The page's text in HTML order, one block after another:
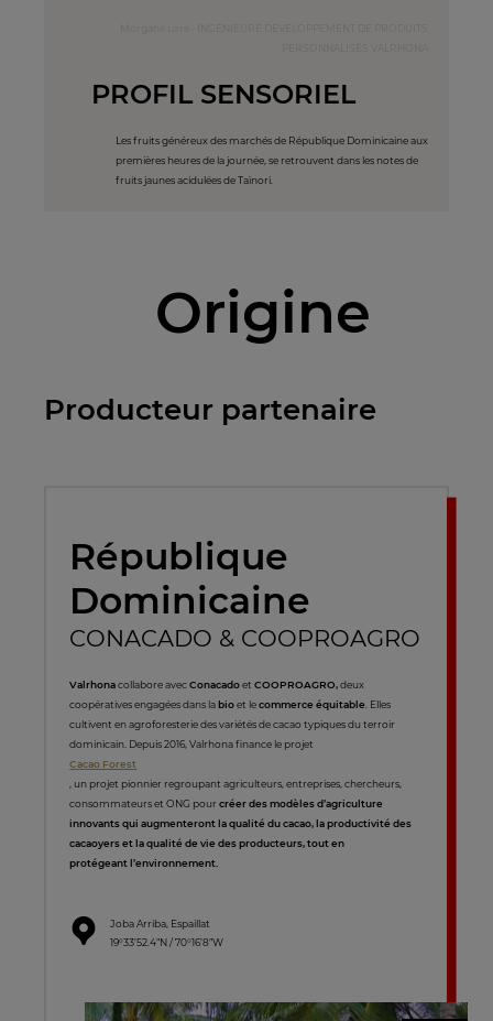
PROFIL SENSORIEL
Les fruits généreux des marchés de République Dominicaine aux
premières heures de la journée, se retrouvent dans les notes de
fruits jaunes acidulées de Taïnori.
Origine
Producteur partenaire
République
Dominicaine
CONACADO & COOPROAGRO
Valrhonacollabore avecConacadoetCOOPROAGRO,deux
coopératives engagées dans labioet lecommerce équitable . Elles
cultivent en agroforesterie des variétés de cacao typiques du terroir
dominicain. Depuis 2016, Valrhona finance le projet
Cacao Forest
, un projet pionnier regroupant agriculteurs, entreprises, chercheurs,
consommateurs et ONG pourcréer des modèles d’agriculture
innovants qui augmenteront la qualité du cacao, la productivité des
cacaoyers et la qualité de vie des producteurs, tout en
protégeant l’environnement.
Joba Arriba, Espaillat
19°33’52.4”N / 70°16’8”W